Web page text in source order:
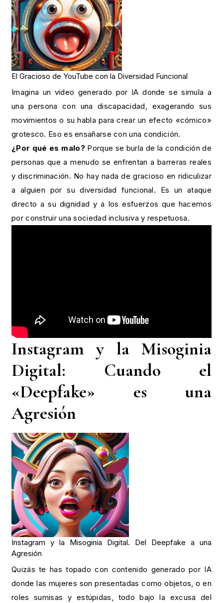
El Gracioso de YouTube con la Diversidad Funcional
Imagina un video generado por IA donde se simula a
una persona con una discapacidad, exagerando sus
movimientos o su habla para crear un efecto «cómico»
grotesco. Eso es ensañarse con una condición.
¿Por qué es malo?Porque se burla de la condición de
personas que a menudo se enfrentan a barreras reales
y discriminación. No hay nada de gracioso en ridiculizar
a alguien por su diversidad funcional. Es un ataque
directo a su dignidad y a los esfuerzos que hacemos
por construir una sociedad inclusiva y respetuosa.
Instagram y la Misoginia
Digital: Cuando el
«Deepfake» es una
Agresión
Instagram y la Misoginia Digital. Del Deepfake a una
Agresión
Quizás te has topado con contenido generado por IA
donde las mujeres son presentadas como objetos, o en
roles sumisas y estúpidas, todo bajo la excusa del